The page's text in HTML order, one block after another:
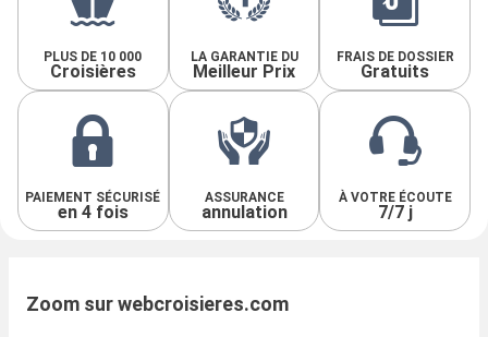
PLUS DE 10 000
Croisières
LA GARANTIE DU
Meilleur Prix
FRAIS DE DOSSIER
Gratuits
PAIEMENT SÉCURISÉ
en 4 fois
ASSURANCE
annulation
À VOTRE ÉCOUTE
7/7 j
Zoom sur webcroisieres.com